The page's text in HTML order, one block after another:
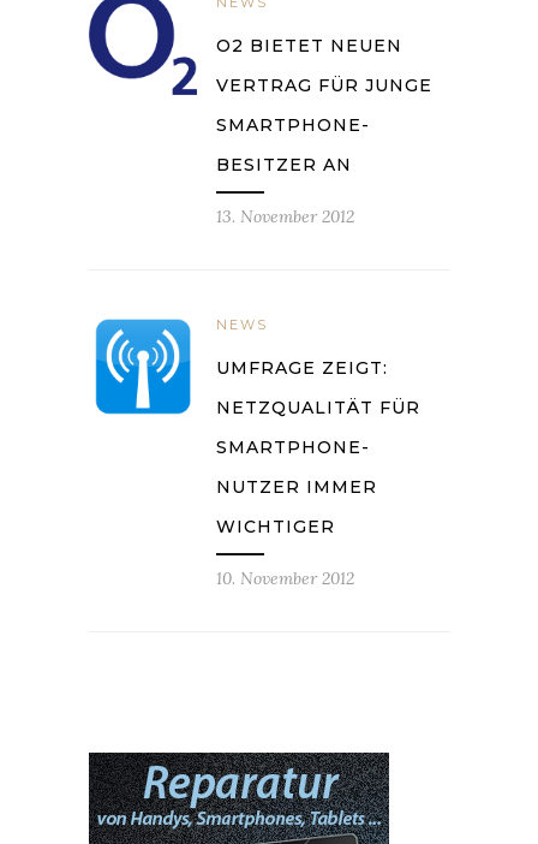
O2 BIETET NEUEN
VERTRAG FÜR JUNGE
SMARTPHONE-
BESITZER AN
13. November 2012
NEWS
UMFRAGE ZEIGT:
NETZQUALITÄT FÜR
SMARTPHONE-
NUTZER IMMER
WICHTIGER
10. November 2012